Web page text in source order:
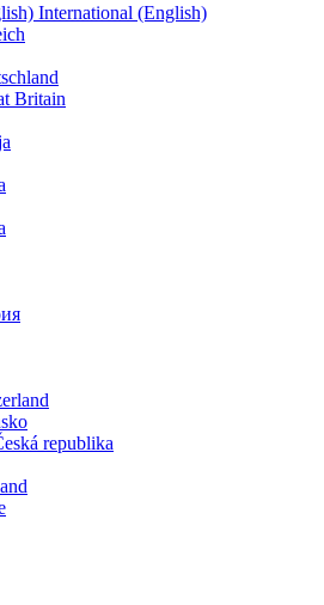
International (English)
Britain
republika